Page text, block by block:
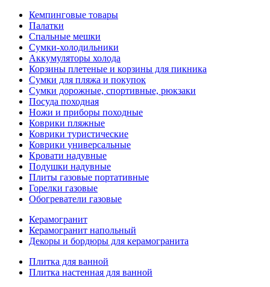
Кемпинговые товары
Палатки
Спальные мешки
Сумки-холодильники
Аккумуляторы холода
Корзины плетеные и корзины для пикника
Сумки для пляжа и покупок
Сумки дорожные, спортивные, рюкзаки
Посуда походная
Ножи и приборы походные
Коврики пляжные
Коврики туристические
Коврики универсальные
Кровати надувные
Подушки надувные
Плиты газовые портативные
Горелки газовые
Обогреватели газовые
Керамогранит
Керамогранит напольный
Декоры и бордюры для керамогранита
Плитка для ванной
Плитка настенная для ванной